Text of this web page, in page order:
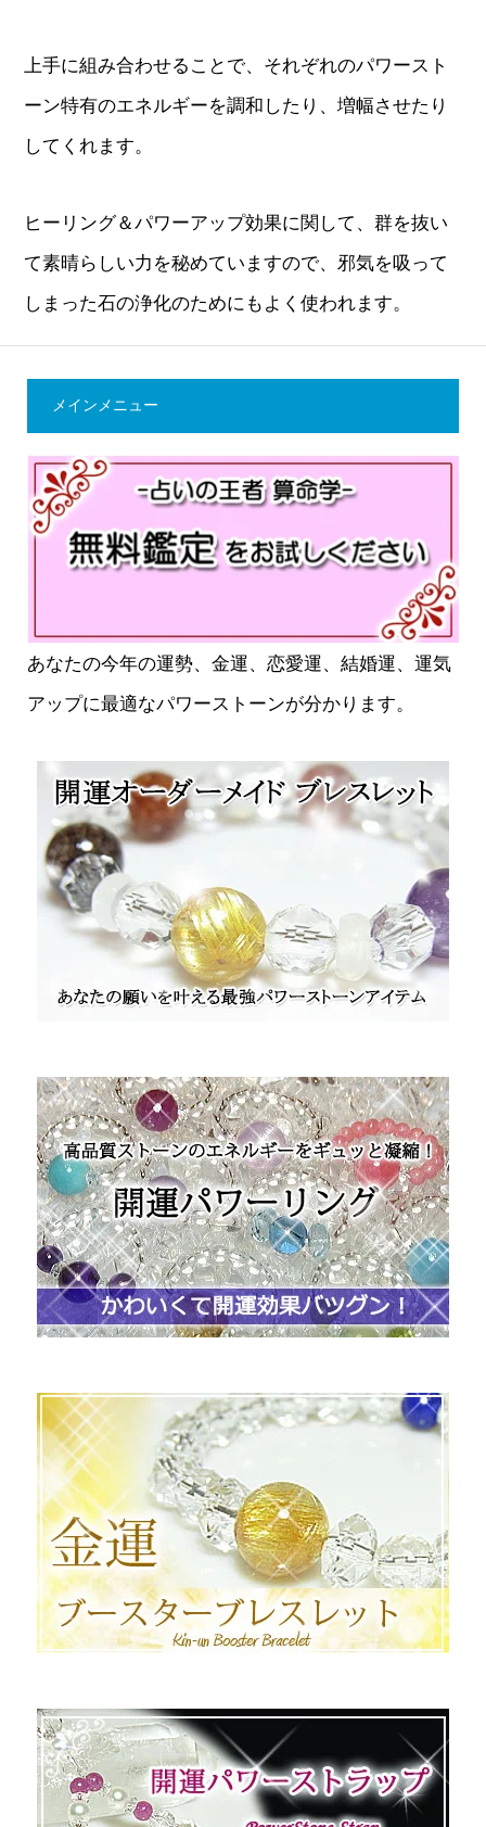
上手に組み合わせることで、それぞれのパワースト
ーン特有のエネルギーを調和したり、増幅させたり
してくれます。
ヒーリング＆パワーアップ効果に関して、群を抜い
て素晴らしい力を秘めていますので、邪気を吸って
しまった石の浄化のためにもよく使われます。
メインメニュー
あなたの今年の運勢、金運、恋愛運、結婚運、運気
アップに最適なパワーストーンが分かります。